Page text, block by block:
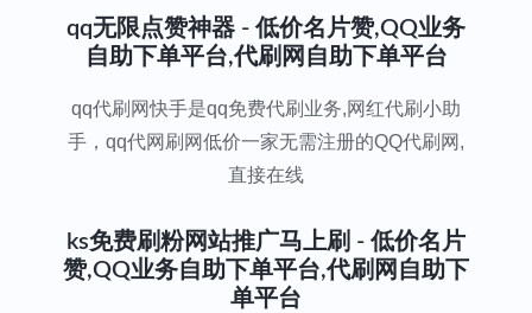
qq无限点赞神器 - 低价名片赞,QQ业务
自助下单平台,代刷网自助下单平台
qq代刷网快手是qq免费代刷业务,网红代刷小助
手，qq代网刷网低价一家无需注册的QQ代刷网,
直接在线
ks免费刷粉网站推广马上刷 - 低价名片
赞,QQ业务自助下单平台,代刷网自助下
单平台